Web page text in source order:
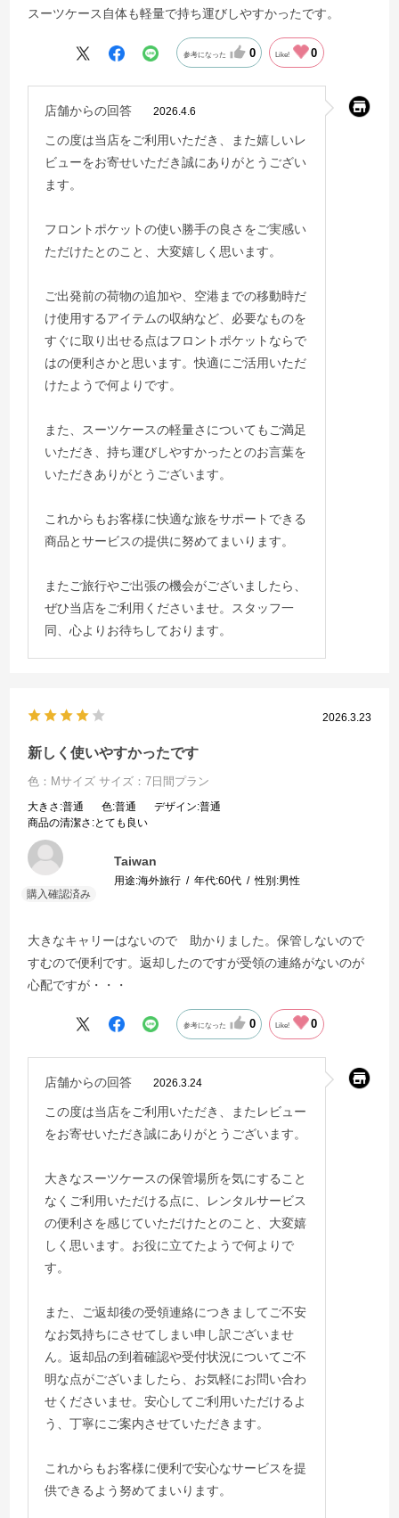
スーツケース自体も軽量で持ち運びしやすかったです。
参考になった 0 Like! 0
店舗からの回答 2026.4.6
この度は当店をご利用いただき、また嬉しいレ
ビューをお寄せいただき誠にありがとうござい
ます。
フロントポケットの使い勝手の良さをご実感い
ただけたとのこと、大変嬉しく思います。
ご出発前の荷物の追加や、空港までの移動時だ
け使用するアイテムの収納など、必要なものを
すぐに取り出せる点はフロントポケットならで
はの便利さかと思います。快適にご活用いただ
けたようで何よりです。
また、スーツケースの軽量さについてもご満足
いただき、持ち運びしやすかったとのお言葉を
いただきありがとうございます。
これからもお客様に快適な旅をサポートできる
商品とサービスの提供に努めてまいります。
またご旅行やご出張の機会がございましたら、
ぜひ当店をご利用くださいませ。スタッフ一
同、心よりお待ちしております。
2026.3.23
新しく使いやすかったです
色：Mサイズ サイズ：7日間プラン
大きさ :普通 色:普通 デザイン:普通
商品の清潔さ :とても良い
Taiwan
用途:海外旅行 年代:60代 性別:男性
大きなキャリーはないので 助かりました。保管しないので
すむので便利です。返却したのですが受領の連絡がないのが
心配ですが・・・
参考になった 0 Like! 0
店舗からの回答 2026.3.24
この度は当店をご利用いただき、またレビュー
をお寄せいただき誠にありがとうございます。
大きなスーツケースの保管場所を気にすること
なくご利用いただける点に、レンタルサービス
の便利さを感じていただけたとのこと、大変嬉
しく思います。お役に立てたようで何よりで
す。
また、ご返却後の受領連絡につきましてご不安
なお気持ちにさせてしまい申し訳ございませ
ん。返却品の到着確認や受付状況についてご不
明な点がございましたら、お気軽にお問い合わ
せくださいませ。安心してご利用いただけるよ
う、丁寧にご案内させていただきます。
これからもお客様に便利で安心なサービスを提
供できるよう努めてまいります。